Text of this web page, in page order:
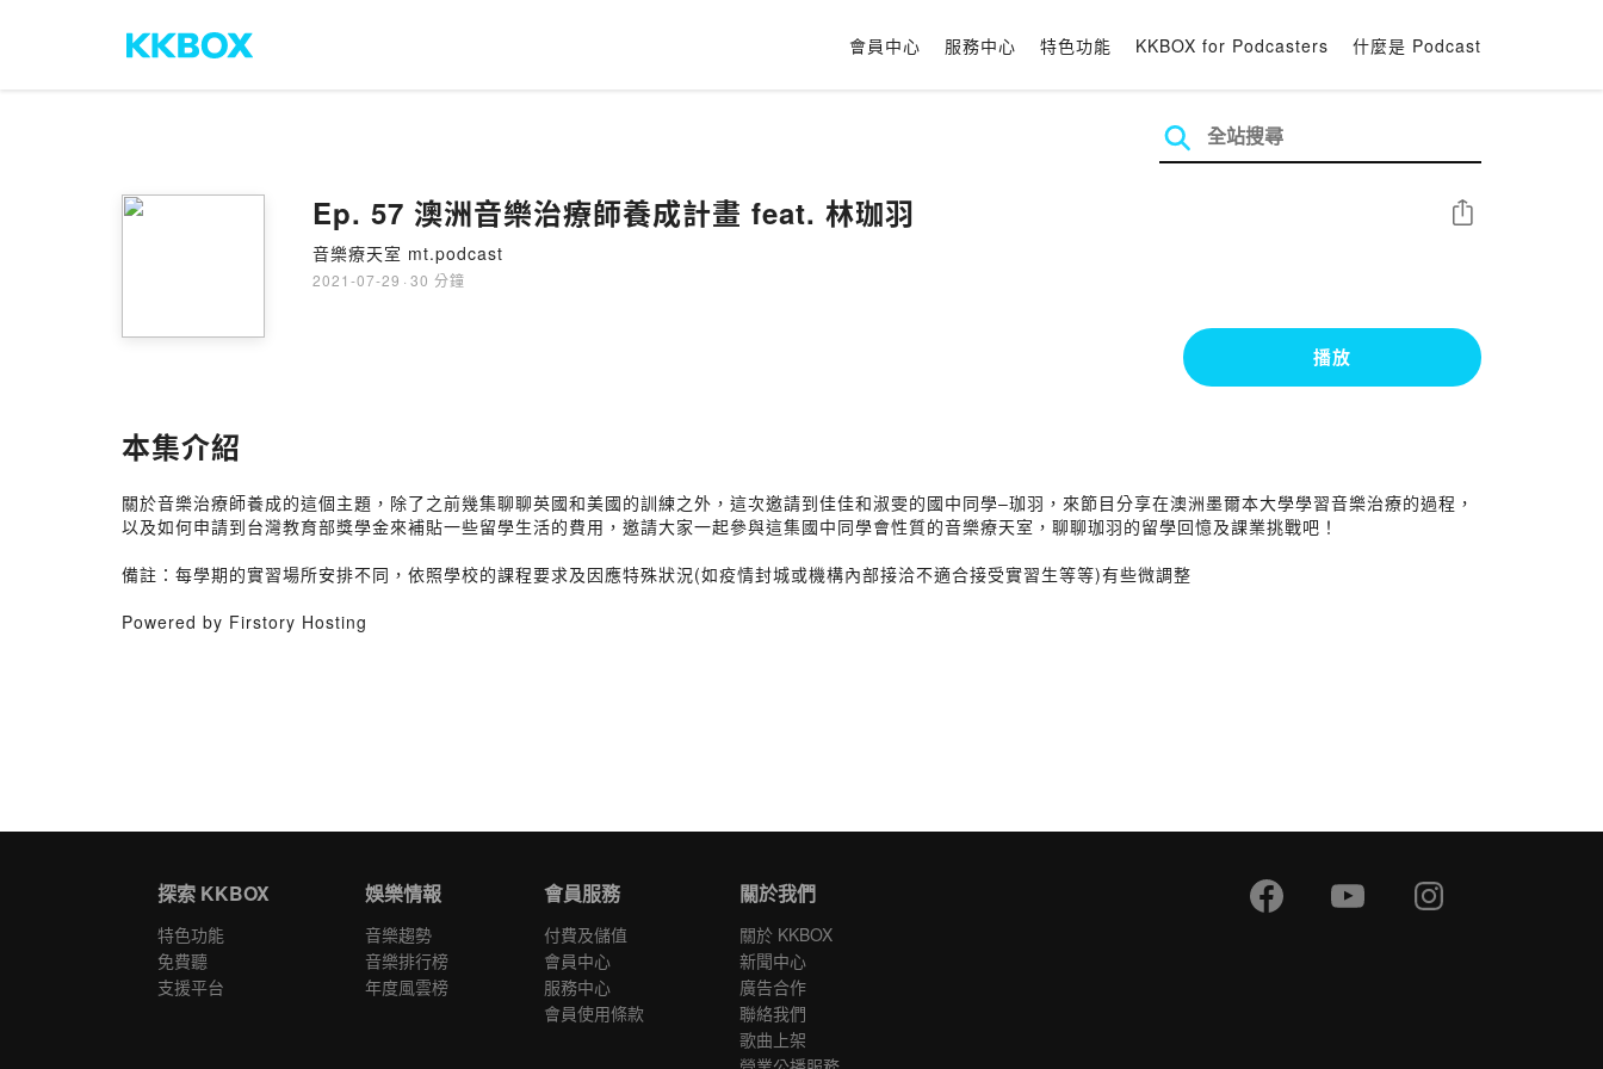
會員中心 服務中心 特色功能 KKBOX for Podcasters 什麼是 Podcast
Ep. 57 澳洲音樂治療師養成計畫 feat. 林珈羽
音樂療天室 mt.podcast
2021-07-29 · 30 分鐘
分享
播放
本集介紹
關於音樂治療師養成的這個主題，除了之前幾集聊聊英國和美國的訓練之外，這次邀請到佳佳和淑雯的國中同學–珈羽，來節目分享在澳洲墨爾本大學學習音樂治療的過程，
以及如何申請到台灣教育部獎學金來補貼一些留學生活的費用，邀請大家一起參與這集國中同學會性質的音樂療天室，聊聊珈羽的留學回憶及課業挑戰吧！
備註：每學期的實習場所安排不同，依照學校的課程要求及因應特殊狀況(如疫情封城或機構內部接洽不適合接受實習生等等)有些微調整
Powered by Firstory Hosting
探索 KKBOX
特色功能
免費聽
支援平台
娛樂情報
音樂趨勢
音樂排行榜
年度風雲榜
會員服務
付費及儲值
會員中心
服務中心
會員使用條款
關於我們
關於 KKBOX
新聞中心
廣告合作
聯絡我們
歌曲上架